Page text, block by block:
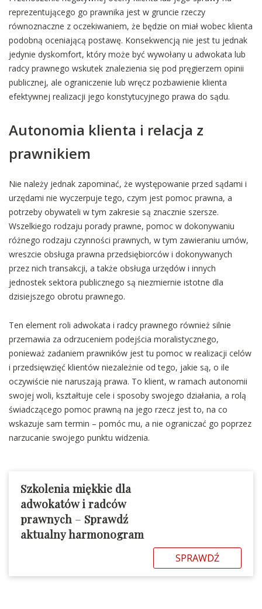
reprezentującego go prawnika jest w gruncie rzeczy
równoznaczne z oczekiwaniem, że będzie on miał wobec klienta
podobną oceniającą postawę. Konsekwencją nie jest tu jednak
jedynie dyskomfort, który może być wywołany u adwokata lub
radcy prawnego wskutek znalezienia się pod pręgierzem opinii
publicznej, ale ograniczenie lub wręcz pozbawienie klienta
efektywnej realizacji jego konstytucyjnego prawa do sądu.
Autonomia klienta i relacja z
prawnikiem
Nie należy jednak zapominać, że występowanie przed sądami i
urzędami nie wyczerpuje tego, czym jest pomoc prawna, a
potrzeby obywateli w tym zakresie są znacznie szersze.
Wszelkiego rodzaju porady prawne, pomoc w dokonywaniu
różnego rodzaju czynności prawnych, w tym zawieraniu umów,
wreszcie obsługa prawna przedsiębiorców i dokonywanych
przez nich transakcji, a także obsługa urzędów i innych
jednostek sektora publicznego są niezmiernie istotne dla
dzisiejszego obrotu prawnego.
Ten element roli adwokata i radcy prawnego również silnie
przemawia za odrzuceniem podejścia moralistycznego,
ponieważ zadaniem prawników jest tu pomoc w realizacji celów
i przedsięwzięć klientów niezależnie od tego, jakie są, o ile
oczywiście nie naruszają prawa. To klient, w ramach autonomii
swojej woli, kształtuje cele i sposoby swojego działania, a rolą
świadczącego pomoc prawną na jego rzecz jest to, na co
wskazuje sam termin – pomóc mu, a nie ograniczać go poprzez
narzucanie swojego punktu widzenia.
Szkolenia miękkie dla
adwokatów i radców
prawnych – Sprawdź
aktualny harmonogram
SPRAWDŹ